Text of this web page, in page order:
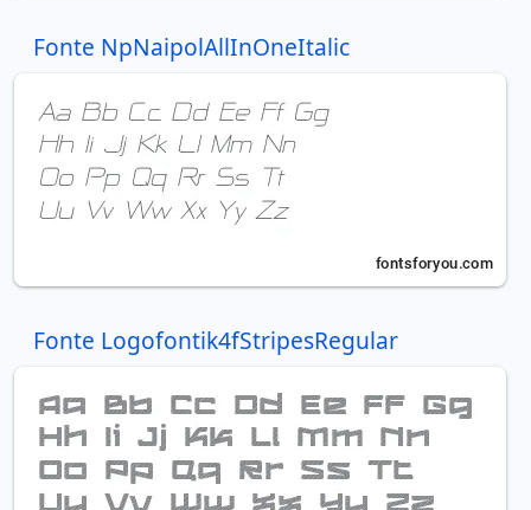
Fonte NpNaipolAllInOneItalic
Fonte Logofontik4fStripesRegular